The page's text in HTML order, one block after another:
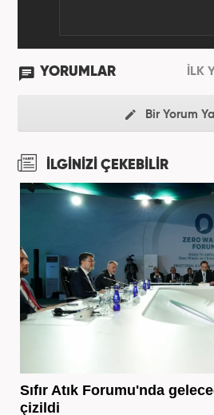
YORUMLAR İLK
Bir Yorum
İLGİNİZİ ÇEKEBİLİR
Sıfır Atık Forumu'nda
çizildi